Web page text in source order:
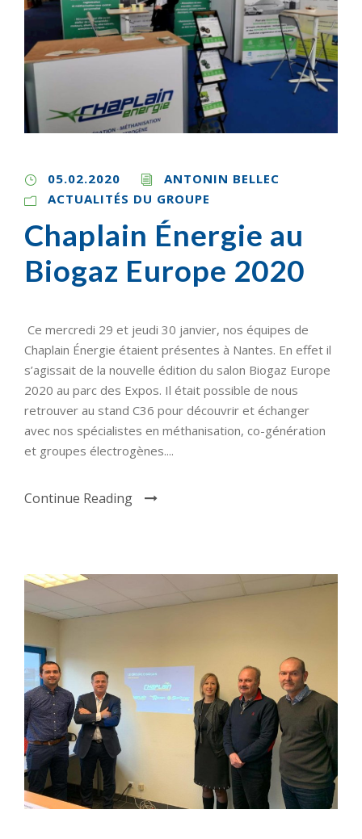
05.02.2020
ANTONIN BELLEC
ACTUALITÉS DU GROUPE
Chaplain Énergie au
Biogaz Europe 2020
Ce mercredi 29 et jeudi 30 janvier, nos équipes de
Chaplain Énergie étaient présentes à Nantes. En effet il
s’agissait de la nouvelle édition du salon Biogaz Europe
2020 au parc des Expos. Il était possible de nous
retrouver au stand C36 pour découvrir et échanger
avec nos spécialistes en méthanisation, co-génération
et groupes électrogènes....
Continue Reading